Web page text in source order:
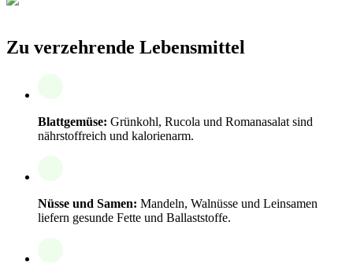
Zu verzehrende Lebensmittel
Blattgemüse: Grünkohl, Rucola und Romanasalat sind
nährstoffreich und kalorienarm.
Nüsse und Samen: Mandeln, Walnüsse und Leinsamen
liefern gesunde Fette und Ballaststoffe.